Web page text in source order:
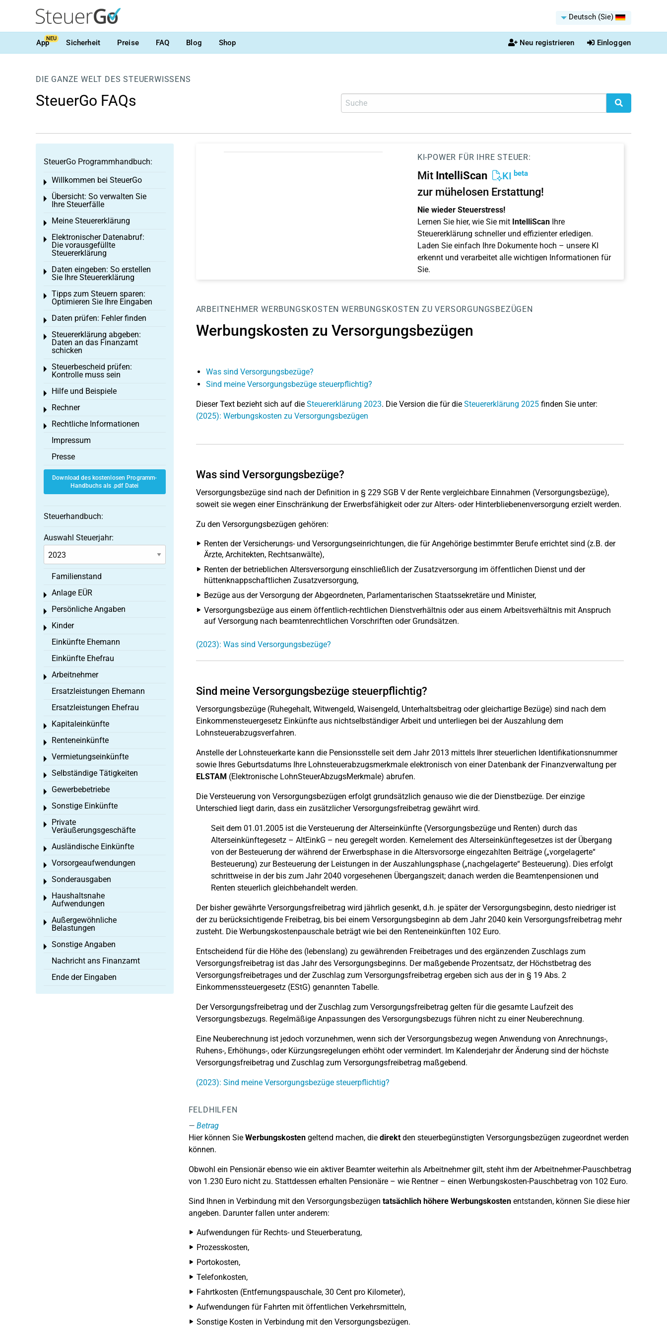
Deutsch (Sie)
AppNEU Sicherheit Preise FAQ Blog Shop Neu registrieren Einloggen
DIE GANZE WELT DES STEUERWISSENS
SteuerGo FAQs
KI-POWER FÜR IHRE STEUER:
Mit IntelliScan KI beta
zur mühelosen Erstattung!
Nie wieder Steuerstress!
Lernen Sie hier, wie Sie mit IntelliScanIhre
Steuererklärung schneller und effizienter erledigen.
Laden Sie einfach Ihre Dokumente hoch – unsere KI
erkennt und verarbeitet alle wichtigen Informationen für
Sie.
ARBEITNEHMER WERBUNGSKOSTEN WERBUNGSKOSTEN ZU VERSORGUNGSBEZÜGEN
Werbungskosten zu Versorgungsbezügen
Was sind Versorgungsbezüge?
Sind meine Versorgungsbezüge steuerpflichtig?
Dieser Text bezieht sich auf die Steuererklärung 2023. Die Version die für die Steuererklärung 2025finden Sie unter:
(2025): Werbungskosten zu Versorgungsbezügen
Was sind Versorgungsbezüge?
Versorgungsbezüge sind nach der Definition in § 229 SGB V der Rente vergleichbare Einnahmen (Versorgungsbezüge),
soweit sie wegen einer Einschränkung der Erwerbsfähigkeit oder zur Alters- oder Hinterbliebenenversorgung erzielt werden.
Zu den Versorgungsbezügen gehören:
Renten der Versicherungs- und Versorgungseinrichtungen, die für Angehörige bestimmter Berufe errichtet sind (z.B. der
Ärzte, Architekten, Rechtsanwälte),
Renten der betrieblichen Altersversorgung einschließlich der Zusatzversorgung im öffentlichen Dienst und der
hüttenknappschaftlichen Zusatzversorgung,
Bezüge aus der Versorgung der Abgeordneten, Parlamentarischen Staatssekretäre und Minister,
Versorgungsbezüge aus einem öffentlich-rechtlichen Dienstverhältnis oder aus einem Arbeitsverhältnis mit Anspruch
auf Versorgung nach beamtenrechtlichen Vorschriften oder Grundsätzen.
(2023): Was sind Versorgungsbezüge?
Sind meine Versorgungsbezüge steuerpflichtig?
Versorgungsbezüge (Ruhegehalt, Witwengeld, Waisengeld, Unterhaltsbeitrag oder gleichartige Bezüge) sind nach dem
Einkommensteuergesetz Einkünfte aus nichtselbständiger Arbeit und unterliegen bei der Auszahlung dem
Lohnsteuerabzugsverfahren.
Anstelle der Lohnsteuerkarte kann die Pensionsstelle seit dem Jahr 2013 mittels Ihrer steuerlichen Identifikationsnummer
sowie Ihres Geburtsdatums Ihre Lohnsteuerabzugsmerkmale elektronisch von einer Datenbank der Finanzverwaltung per
ELSTAM (Elektronische LohnSteuerAbzugsMerkmale) abrufen.
Die Versteuerung von Versorgungsbezügen erfolgt grundsätzlich genauso wie die der Dienstbezüge. Der einzige
Unterschied liegt darin, dass ein zusätzlicher Versorgungsfreibetrag gewährt wird.
Seit dem 01.01.2005 ist die Versteuerung der Alterseinkünfte (Versorgungsbezüge und Renten) durch das
Alterseinkünftegesetz – AltEinkG – neu geregelt worden. Kernelement des Alterseinkünftegesetzes ist der Übergang
von der Besteuerung der während der Erwerbsphase in die Altersvorsorge eingezahlten Beiträge („vorgelagerte“
Besteuerung) zur Besteuerung der Leistungen in der Auszahlungsphase („nachgelagerte“ Besteuerung). Dies erfolgt
schrittweise in der bis zum Jahr 2040 vorgesehenen Übergangszeit; danach werden die Beamtenpensionen und
Renten steuerlich gleichbehandelt werden.
Der bisher gewährte Versorgungsfreibetrag wird jährlich gesenkt, d.h. je später der Versorgungsbeginn, desto niedriger ist
der zu berücksichtigende Freibetrag, bis bei einem Versorgungsbeginn ab dem Jahr 2040 kein Versorgungsfreibetrag mehr
zusteht. Die Werbungskostenpauschale beträgt wie bei den Renteneinkünften 102 Euro.
Entscheidend für die Höhe des (lebenslang) zu gewährenden Freibetrages und des ergänzenden Zuschlags zum
Versorgungsfreibetrag ist das Jahr des Versorgungsbeginns. Der maßgebende Prozentsatz, der Höchstbetrag des
Versorgungsfreibetrages und der Zuschlag zum Versorgungsfreibetrag ergeben sich aus der in § 19 Abs. 2
Einkommenssteuergesetz (EStG) genannten Tabelle.
Der Versorgungsfreibetrag und der Zuschlag zum Versorgungsfreibetrag gelten für die gesamte Laufzeit des
Versorgungsbezugs. Regelmäßige Anpassungen des Versorgungsbezugs führen nicht zu einer Neuberechnung.
Eine Neuberechnung ist jedoch vorzunehmen, wenn sich der Versorgungsbezug wegen Anwendung von Anrechnungs-,
Ruhens-, Erhöhungs-, oder Kürzungsregelungen erhöht oder vermindert. Im Kalenderjahr der Änderung sind der höchste
Versorgungsfreibetrag und Zuschlag zum Versorgungsfreibetrag maßgebend.
(2023): Sind meine Versorgungsbezüge steuerpflichtig?
FELDHILFEN
Betrag
Hier können Sie Werbungskostengeltend machen, die direktden steuerbegünstigten Versorgungsbezügen zugeordnet werden
können.
Obwohl ein Pensionär ebenso wie ein aktiver Beamter weiterhin als Arbeitnehmer gilt, steht ihm der Arbeitnehmer-Pauschbetrag
von 1.230 Euro nicht zu. Stattdessen erhalten Pensionäre – wie Rentner – einen Werbungskosten-Pauschbetrag von 102 Euro.
Sind Ihnen in Verbindung mit den Versorgungsbezügen tatsächlich höhere Werbungskostenentstanden, können Sie diese hier
angeben. Darunter fallen unter anderem:
Aufwendungen für Rechts- und Steuerberatung,
Prozesskosten,
Portokosten,
Telefonkosten,
Fahrtkosten (Entfernungspauschale, 30 Cent pro Kilometer),
Aufwendungen für Fahrten mit öffentlichen Verkehrsmitteln,
Sonstige Kosten in Verbindung mit den Versorgungsbezügen.
SteuerGo Programmhandbuch:
Willkommen bei SteuerGo
Toggle menu
Übersicht: So verwalten Sie
Ihre Steuerfälle
Toggle menu
Meine Steuererklärung
Toggle menu
Elektronischer Datenabruf:
Die vorausgefüllte
Steuererklärung
Toggle menu
Daten eingeben: So erstellen
Sie Ihre Steuererklärung
Toggle menu
Tipps zum Steuern sparen:
Optimieren Sie Ihre Eingaben
Toggle menu
Daten prüfen: Fehler finden
Toggle menu
Steuererklärung abgeben:
Daten an das Finanzamt
schicken
Toggle menu
Steuerbescheid prüfen:
Kontrolle muss sein
Toggle menu
Hilfe und Beispiele
Toggle menu
Rechner
Toggle menu
Rechtliche Informationen
Toggle menu
Impressum
Presse
Download des kostenlosen Programm-
Handbuchs als .pdf Datei
Steuerhandbuch:
Auswahl Steuerjahr:
Familienstand
Anlage EÜR
Toggle menu
Persönliche Angaben
Toggle menu
Kinder
Toggle menu
Einkünfte Ehemann
Einkünfte Ehefrau
Arbeitnehmer
Toggle menu
Ersatzleistungen Ehemann
Ersatzleistungen Ehefrau
Kapitaleinkünfte
Toggle menu
Renteneinkünfte
Toggle menu
Vermietungseinkünfte
Toggle menu
Selbständige Tätigkeiten
Toggle menu
Gewerbebetriebe
Toggle menu
Sonstige Einkünfte
Toggle menu
Private
Veräußerungsgeschäfte
Toggle menu
Ausländische Einkünfte
Toggle menu
Vorsorgeaufwendungen
Toggle menu
Sonderausgaben
Toggle menu
Haushaltsnahe
Aufwendungen
Toggle menu
Außergewöhnliche
Belastungen
Toggle menu
Sonstige Angaben
Toggle menu
Nachricht ans Finanzamt
Ende der Eingaben